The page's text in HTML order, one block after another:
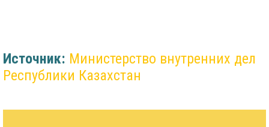
Источник: Министерство внутренних дел
Республики Казахстан